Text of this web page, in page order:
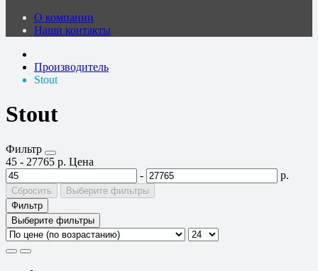
О компании
Наши контакты
Производитель
Stout
Stout
Фильтр
45 - 27765 р. Цена
-
р.
Сбросить
Выберите фильтры
Фильтр
Выберите фильтры